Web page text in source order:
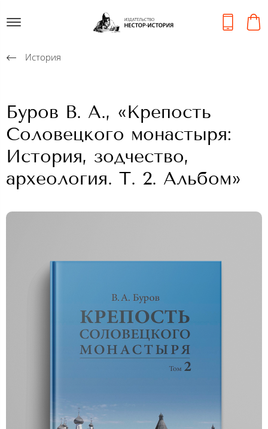
История
Буров В. А., «Крепость
Соловецкого монастыря:
История, зодчество,
археология. Т. 2. Альбом»